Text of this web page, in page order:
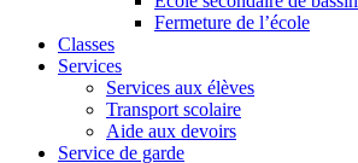
Fermeture de l’école
Classes
Services
Services aux élèves
Transport scolaire
Aide aux devoirs
Service de garde